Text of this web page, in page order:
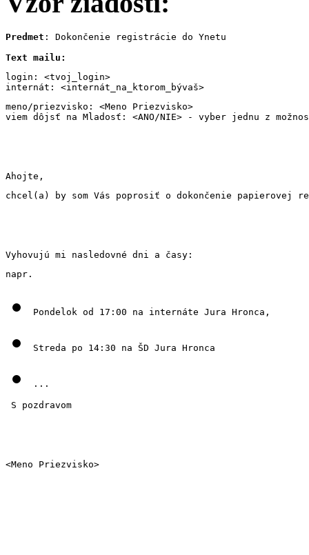
Predmet : Dokončenie registrácie do Ynetu
Text mailu:
login: <tvoj_login>
internát: <internát_na_ktorom_bývaš>
meno/priezvisko: <Meno Priezvisko>
viem dôjsť na Mladosť: <ANO/NIE> - vyber jednu z
Ahojte,
chcel(a) by som Vás poprosiť o dokončenie papierovej
Vyhovujú mi nasledovné dni a časy:
napr.
Pondelok od 17:00 na internáte Jura Hronca,
Streda po 14:30 na ŠD Jura Hronca
...
S pozdravom
<Meno Priezvisko>